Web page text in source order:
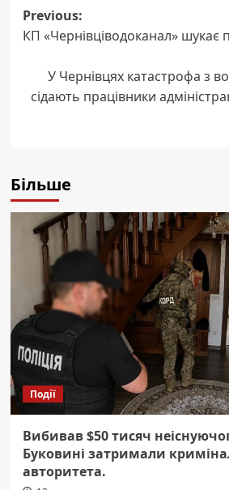
Post
navigation
Previous:
КП «Чернівціводоканал» шукає
У Чернівцях катастрофа з
сідають працівники
Більше
Події
Вибивав $50 тисяч
Буковині затримали
авторитета.